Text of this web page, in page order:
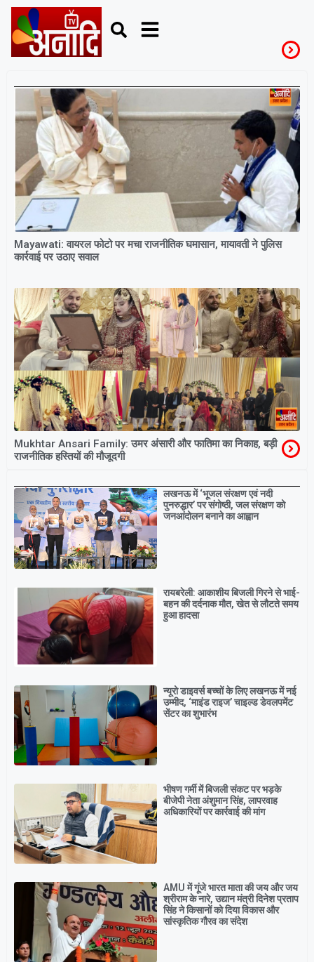
ViralPhoto
Mayawati: वायरल फोटो पर मचा राजनीतिक घमासान, मायावती ने पुलिस
कार्रवाई पर उठाए सवाल
Mukhtar Ansari Family: उमर अंसारी और फातिमा का निकाह, बड़ी
राजनीतिक हस्तियों की मौजूदगी
Breaking
लखनऊ में ‘भूजल संरक्षण एवं नदी
पुनरुद्धार’ पर संगोष्ठी, जल संरक्षण को
जनआंदोलन बनाने का आह्वान
रायबरेली: आकाशीय बिजली गिरने से भाई-
बहन की दर्दनाक मौत, खेत से लौटते समय
हुआ हादसा
न्यूरो डाइवर्स बच्चों के लिए लखनऊ में नई
उम्मीद, ‘माइंड राइज’ चाइल्ड डेवलपमेंट
सेंटर का शुभारंभ
भीषण गर्मी में बिजली संकट पर भड़के
बीजेपी नेता अंशुमान सिंह, लापरवाह
अधिकारियों पर कार्रवाई की मांग
AMU में गूंजे भारत माता की जय और जय
श्रीराम के नारे, उद्यान मंत्री दिनेश प्रताप
सिंह ने किसानों को दिया विकास और
सांस्कृतिक गौरव का संदेश